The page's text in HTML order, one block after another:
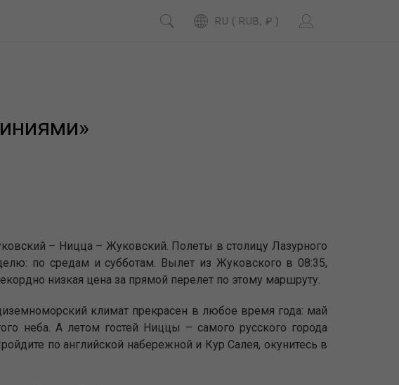
RU ( RUB, ₽ )
– Ницца – Жуковский. Полеты в столицу Лазурного
по средам и субботам. Вылет из Жуковского в 08:35,
низкая цена за прямой перелет по этому маршруту.
климат прекрасен в любое время года: май
неба. А летом гостей Ниццы – самого русского города
по английской набережной и Кур Салея, окунитесь в